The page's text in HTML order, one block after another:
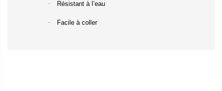
· Résistant à l’eau
· Facile à coller